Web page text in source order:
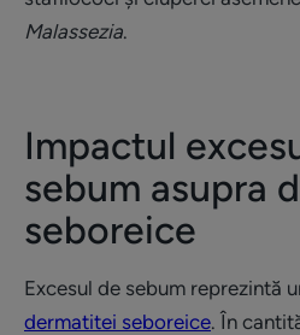
Malassezia.
Impactul
sebum asupra
seboreice
Excesul de sebum reprezintă
dermatitei seboreice. În